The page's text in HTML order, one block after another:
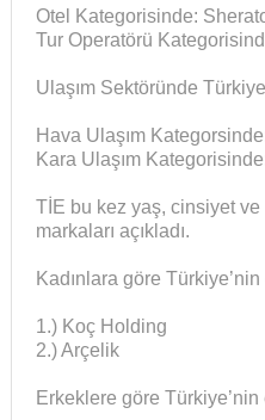
Otel Kategorisinde:
Tur Operatörü
Ulaşım Sektöründe
Hava Ulaşım
Kara Ulaşım
TİE bu kez yaş, cinsiyet
markaları açıkladı.
Kadınlara göre
1.) Koç Holding
2.) Arçelik
Erkeklere göre Türkiye’nin